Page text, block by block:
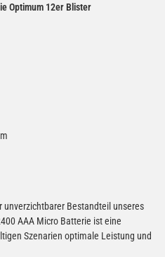
Optimum 12er Blister
Bestandteil unseres
AAA Micro Batterie ist eine
Szenarien optimale Leistung und